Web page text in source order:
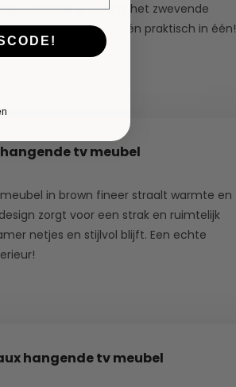
uitstraling. Dankzij het zwevende
opgeruimd – stijlvol én praktisch in één!
tv meubel
in brown fineer straalt warmte en
zorgt voor een strak en ruimtelijk
netjes en stijlvol blijft. Een echte
hangende tv meubel